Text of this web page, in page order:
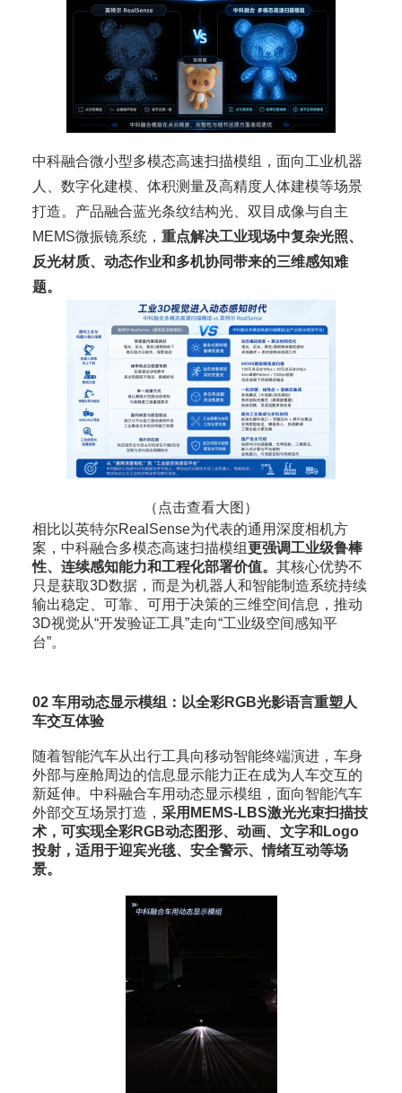
中科融合微小型多模态高速扫描模组，面向工业机器
人、数字化建模、体积测量及高精度人体建模等场景
打造。产品融合蓝光条纹结构光、双目成像与自主
MEMS微振镜系统， 重点解决工业现场中复杂光照、
反光材质、动态作业和多机协同带来的三维感知难
题。
（点击查看大图）
相比以英特尔RealSense为代表的通用深度相机方
案，中科融合多模态高速扫描模组更强调工业级鲁棒
性、连续感知能力和工程化部署价值。 其核心优势不
只是获取3D数据，而是为机器人和智能制造系统持续
输出稳定、可靠、可用于决策的三维空间信息，推动
3D视觉从“开发验证工具”走向“工业级空间感知平
台”。
02 车用动态显示模组：以全彩RGB光影语言重塑人
车交互体验
随着智能汽车从出行工具向移动智能终端演进，车身
外部与座舱周边的信息显示能力正在成为人车交互的
新延伸。中科融合车用动态显示模组，面向智能汽车
外部交互场景打造， 采用MEMS-LBS激光光束扫描技
术，可实现全彩RGB动态图形、动画、文字和Logo
投射，适用于迎宾光毯、安全警示、情绪互动等场
景。